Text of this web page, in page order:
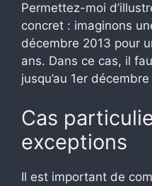
Permettez-moi
concret : imaginons
décembre 2013 pour
ans. Dans ce cas, il
jusqu’au 1er
Cas
exceptions
Il est important de